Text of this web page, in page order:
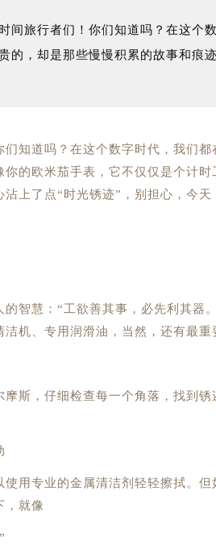
间旅行者们！你们知道吗？在这个
的，却是那些慢慢积累的故事和痕
道吗？在这个数字时代，我们都
的欧米茄手表，它不仅仅是个计
上了点“时光锈迹”，别担心，今
慧：“工欲善其事，必先利其器
洁机、专用润滑油，当然，还有最
，仔细检查每一个角落，找到锈
专业的金属清洁剂轻轻擦拭。但
就像